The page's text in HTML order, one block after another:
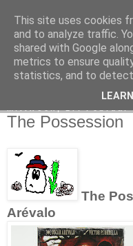
Sue's
The Possession
The
Arévalo
This site uses cookies
and to analyze traffic.
shared with Google
metrics to ensure
statistics, and to detect